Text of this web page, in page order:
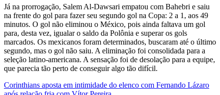
Já na prorrogação, Salem Al-Dawsari empatou com Bahebri e saiu
na frente do gol para fazer seu segundo gol na Copa: 2 a 1, aos 49
minutos. O gol não eliminou o México, pois ainda faltava um gol
para, desta vez, igualar o saldo da Polônia e superar os gols
marcados. Os mexicanos foram determinados, buscaram até o último
segundo, mas o gol não saiu. A eliminação foi consolidada para a
seleção latino-americana. A sensação foi de desolação para a equipe,
que parecia tão perto de conseguir algo tão difícil.
Corinthians aposta em intimidade do elenco com Fernando Lázaro